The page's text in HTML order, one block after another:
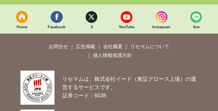
Home Facebook X YouTube Instagram line
お問合せ 広告掲載 会社概要
リセマムについて
個人情報保護方針
リセマムは、株式会社イード（東証グロース上場）の運
営するサービスです。
証券コード：6038